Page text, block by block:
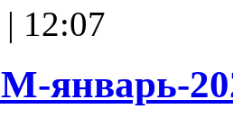
12:07
январь-